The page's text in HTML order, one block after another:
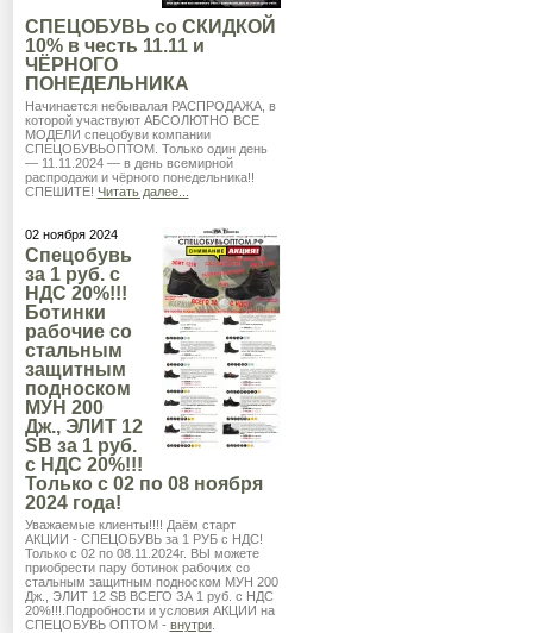
СПЕЦОБУВЬ со СКИДКОЙ
10% в честь 11.11 и
ЧЁРНОГО
ПОНЕДЕЛЬНИКА
Начинается небывалая РАСПРОДАЖА, в
которой участвуют АБСОЛЮТНО ВСЕ
МОДЕЛИ спецобуви компании
СПЕЦОБУВЬОПТОМ. Только один день
— 11.11.2024 — в день всемирной
распродажи и чёрного понедельника!!
СПЕШИТЕ! Читать далее...
02 ноября 2024
Спецобувь
за 1 руб. с
НДС 20%!!!
Ботинки
рабочие со
стальным
защитным
подноском
МУН 200
Дж., ЭЛИТ 12
SB за 1 руб.
с НДС 20%!!!
Только с 02 по 08 ноября
2024 года!
Уважаемые клиенты!!!! Даём старт
АКЦИИ - СПЕЦОБУВЬ за 1 РУБ с НДС!
Только с 02 по 08.11.2024г. ВЫ можете
приобрести пару ботинок рабочих со
стальным защитным подноском МУН 200
Дж., ЭЛИТ 12 SB ВСЕГО ЗА 1 руб. с НДС
20%!!!.Подробности и условия АКЦИИ на
СПЕЦОБУВЬ ОПТОМ - внутри.